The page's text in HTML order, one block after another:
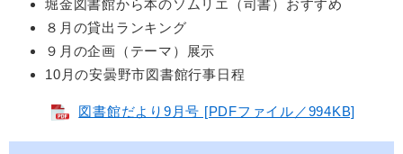
堀金図書館から本のソムリエ（司書）おすすめ
８月の貸出ランキング
９月の企画（テーマ）展示
10月の安曇野市図書館行事日程
図書館だより9月号 [PDFファイル／994KB]